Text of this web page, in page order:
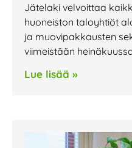
Jätelaki velvoittaa
huoneiston taloyhtiöt
ja muovipakkausten
viimeistään
Lue lisää »